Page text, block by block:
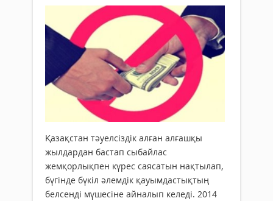
Қазақстан тәуелсіздік алған ал­­­ғаш­­қы
жылдардан бастап сыбай­лас
жемқорлықпен күрес саясатын нақтылап,
бүгінде бүкіл әлемдік қауымдастықтың
белсенді мүшесіне айналып келеді. 2014